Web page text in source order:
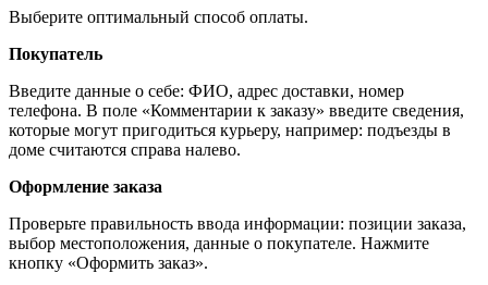
Выберите оптимальный способ оплаты.
Покупатель
Введите данные о себе: ФИО, адрес доставки, номер
телефона. В поле «Комментарии к заказу» введите сведения,
которые могут пригодиться курьеру, например: подъезды в
доме считаются справа налево.
Оформление заказа
Проверьте правильность ввода информации: позиции заказа,
выбор местоположения, данные о покупателе. Нажмите
кнопку «Оформить заказ».